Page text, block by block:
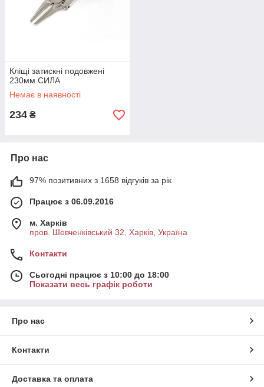
Кліщі затискні подовжені
230мм СИЛА
Немає в наявності
234 ₴
Про нас
97% позитивних з 1658 відгуків за рік
Працює з 06.09.2016
м. Харків
пров. Шевченківський 32, Харків, Україна
Контакти
Сьогодні працює з 10:00 до 18:00
Показати весь графік роботи
Про нас
Контакти
Доставка та оплата